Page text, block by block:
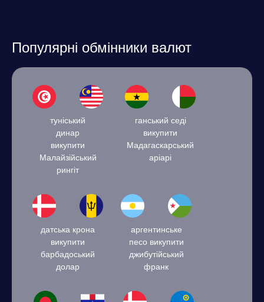
Популярні обмінники валют
туніський
динар
викупити
Малайзійський
рингіт
ганський седі
викупити
Мадагаскарський
аріарі
датська крона
викупити
барбадоський
долар
аргентинське
песо викупити
джибутійський
франк